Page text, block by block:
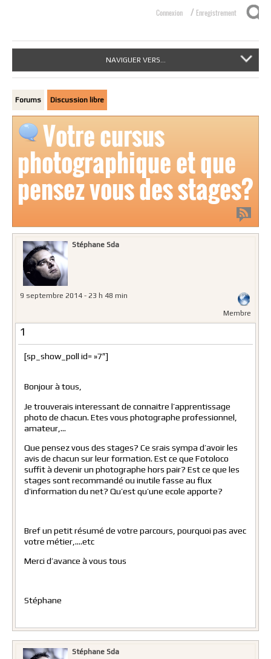
Connexion / Enregistrement
NAVIGUER VERS...
Forums Discussion libre
Votre cursus
photographique et que
pensez vous des stages?
Stéphane Sda
9 septembre 2014 - 23 h 48 min
Membre
1
[sp_show_poll id= »7″]
Bonjour à tous,
Je trouverais interessant de connaitre l’apprentissage
photo de chacun. Etes vous photographe professionnel,
amateur,…
Que pensez vous des stages? Ce srais sympa d’avoir les
avis de chacun sur leur formation. Est ce que Fotoloco
suffit à devenir un photographe hors pair? Est ce que les
stages sont recommandé ou inutile fasse au flux
d’information du net? Qu’est qu’une ecole apporte?
Bref un petit résumé de votre parcours, pourquoi pas avec
votre métier,….etc
Merci d’avance à vous tous
Stéphane
Stéphane Sda